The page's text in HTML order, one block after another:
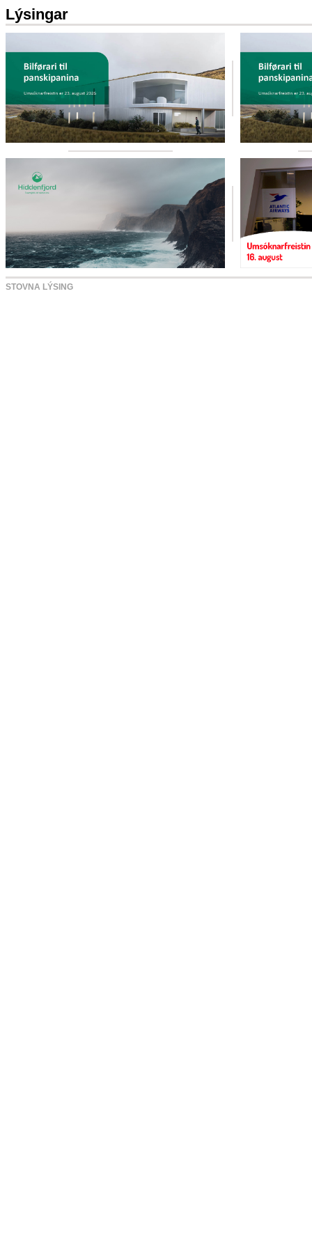
Lýsingar
STOVNA LÝSING